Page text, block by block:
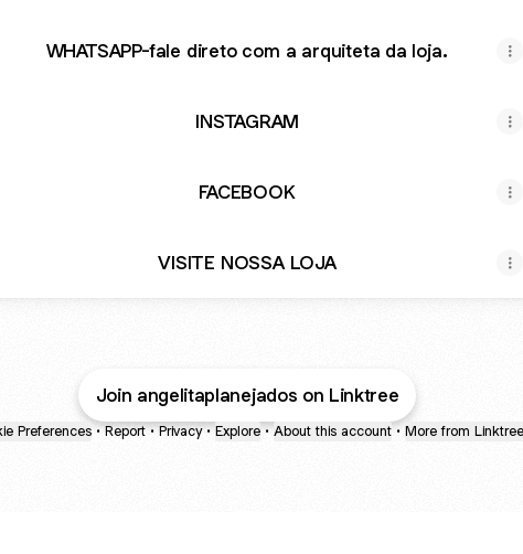
WHATSAPP-fale direto com a arquiteta da loja.
INSTAGRAM
FACEBOOK
VISITE NOSSA LOJA
Join angelitaplanejados on Linktree
Preferences • Report • Privacy • Explore • About this account • More from Linktree